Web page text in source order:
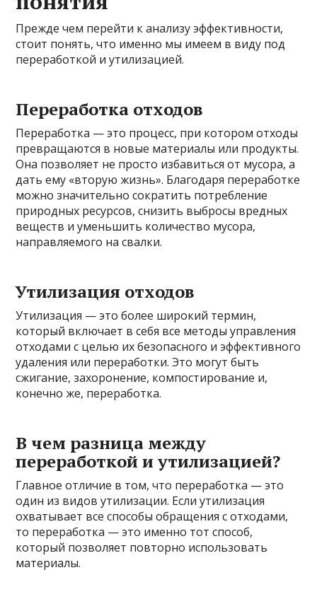
Прежде чем перейти к анализу эффективности,
стоит понять, что именно мы имеем в виду под
переработкой и утилизацией.
Переработка отходов
Переработка — это процесс, при котором отходы
превращаются в новые материалы или продукты.
Она позволяет не просто избавиться от мусора, а
дать ему «вторую жизнь». Благодаря переработке
можно значительно сократить потребление
природных ресурсов, снизить выбросы вредных
веществ и уменьшить количество мусора,
направляемого на свалки.
Утилизация отходов
Утилизация — это более широкий термин,
который включает в себя все методы управления
отходами с целью их безопасного и эффективного
удаления или переработки. Это могут быть
сжигание, захоронение, компостирование и,
конечно же, переработка.
В чем разница между
переработкой и утилизацией?
Главное отличие в том, что переработка — это
один из видов утилизации. Если утилизация
охватывает все способы обращения с отходами,
то переработка — это именно тот способ,
который позволяет повторно использовать
материалы.